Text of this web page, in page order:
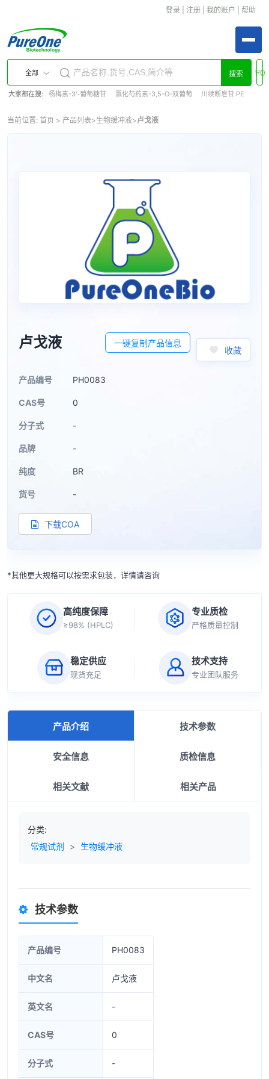
登录 注册 我的账户 帮助
全部 搜索
大家都在搜: 杨梅素-3'-葡萄糖苷 氯化芍药素-3,5-O-双葡萄 川续断皂苷 PE
0
当前位置: 首页 > 产品列表>生物缓冲液>卢戈液
卢戈液 一键复制产品信息
收藏
产品编号 PH0083
CAS号 0
分子式 -
品牌 -
纯度 BR
货号 -
下载COA
*其他更大规格可以按需求包装，详情请咨询
高纯度保障
≥98% (HPLC)
专业质检
严格质量控制
稳定供应
现货充足
技术支持
专业团队服务
产品介绍 技术参数
安全信息 质检信息
相关文献 相关产品
分类:
常规试剂
> 生物缓冲液
技术参数
产品编号 PH0083
中文名 卢戈液
英文名 -
CAS号 0
分子式 -